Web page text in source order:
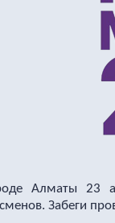
Алматы 23
Забеги